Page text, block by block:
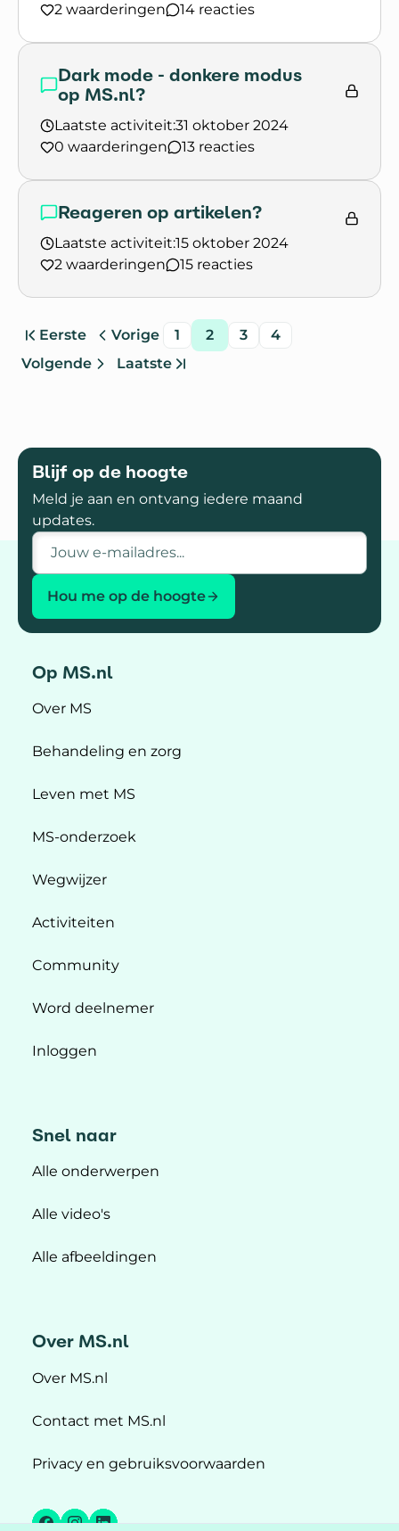
2 waarderingen
14 reacties
Lees het gesprek `nog steeds geen dark
Dark mode - donkere modus
op MS.nl?
Laatste activiteit:31 oktober 2024
0 waarderingen
13 reacties
Lees het gesprek `Dark mode - donkere modus
Reageren op artikelen?
Laatste activiteit:15 oktober 2024
2 waarderingen
15 reacties
Ga naar
Eerste
pagina Vorige
pagina pagina
1 pagina
2 pagina
3 pagina
4
Volgende
pagina Laatste
pagina
Blijf op de hoogte
Meld je aan en ontvang iedere maand
updates.
E-mailadres
Hou me op de hoogte
Op MS.nl
Over MS
Behandeling en zorg
Leven met MS
MS-onderzoek
Wegwijzer
Activiteiten
Community
Word deelnemer
Inloggen
Snel naar
Alle onderwerpen
Alle video's
Alle afbeeldingen
Over MS.nl
Over MS.nl
Contact met MS.nl
Privacy en gebruiksvoorwaarden
Facebook
Instagram
LinkedIn